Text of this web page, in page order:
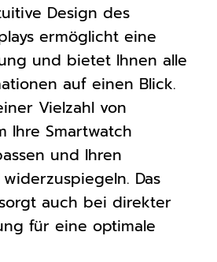
Design des
ermöglicht eine
und bietet Ihnen alle
auf einen Blick.
Vielzahl von
Ihre Smartwatch
und Ihren
Das
auch bei direkter
für eine optimale